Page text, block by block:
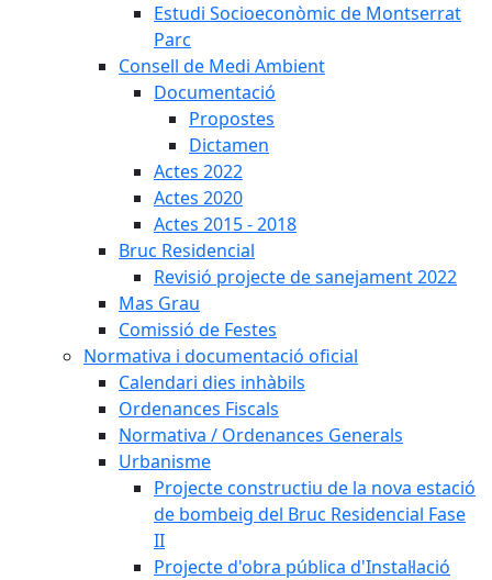
Estudi Socioeconòmic de Montserrat
Parc
Consell de Medi Ambient
Documentació
Propostes
Dictamen
Actes 2022
Actes 2020
Actes 2015 - 2018
Bruc Residencial
Revisió projecte de sanejament 2022
Mas Grau
Comissió de Festes
Normativa i documentació oficial
Calendari dies inhàbils
Ordenances Fiscals
Normativa / Ordenances Generals
Urbanisme
Projecte constructiu de la nova estació
de bombeig del Bruc Residencial Fase
II
Projecte d'obra pública d'Instal·lació